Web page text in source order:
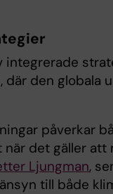
den globala
påverkar
det gäller
Ljungman,
till både